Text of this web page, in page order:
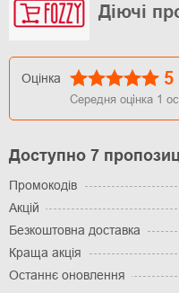
Діючі
Оцінка 5
Середня оцінка 1
Доступно 7
Промокодів
Акцій
Безкоштовна доставка
Краща акція
Останнє оновлення